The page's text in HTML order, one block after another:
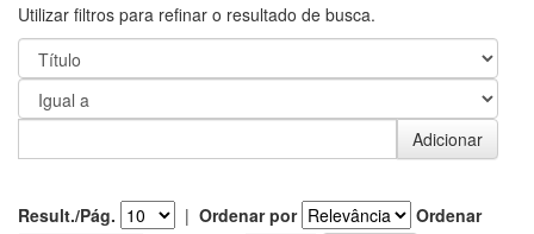
Utilizar filtros para refinar o resultado de busca.
Result./Pág. | Ordenar por
Ordenar